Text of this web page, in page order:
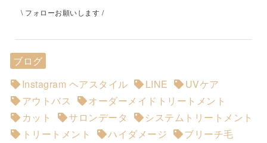
\ フォローお願いします /
ブログ
Instagram ヘアスタイル
LINE
UVケア
アウトバス
オーダーメイドトリートメント
カット
サロンデータ
システムトリートメント
トリートメント
ハイダメージ
ブリーチ毛